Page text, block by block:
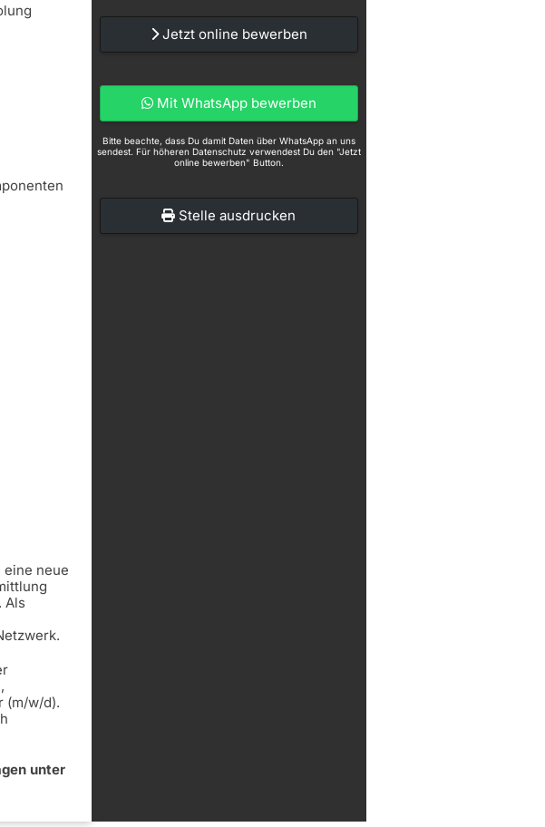
eine neue
Als
(m/w/d).
unter
Jetzt online bewerben
Mit WhatsApp bewerben
Bitte beachte, dass Du damit Daten über WhatsApp an uns
sendest. Für höheren Datenschutz verwendest Du den "Jetzt
online bewerben" Button.
Stelle ausdrucken